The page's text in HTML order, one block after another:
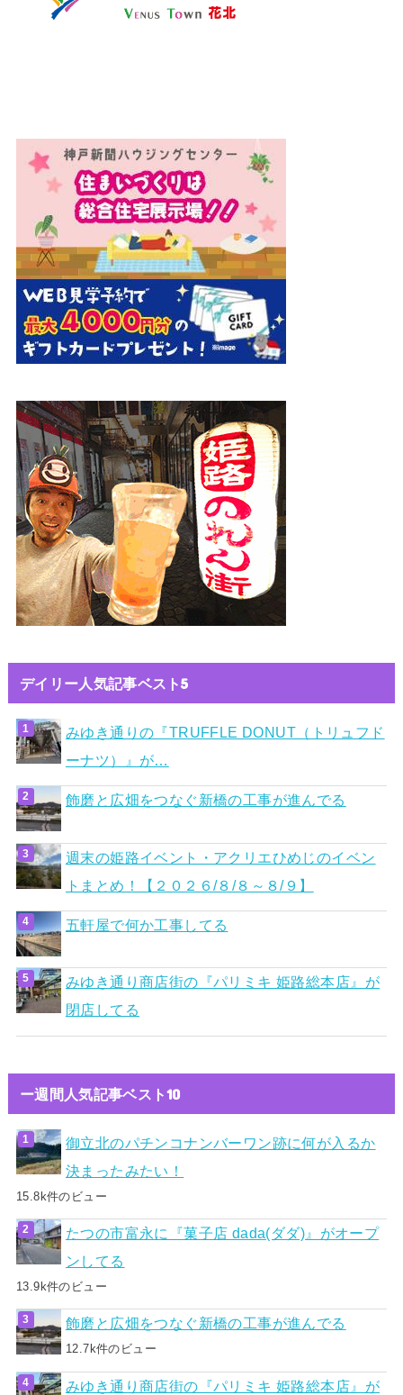
デイリー人気記事ベスト5
みゆき通りの『TRUFFLE DONUT（トリュフド
ーナツ）』が…
飾磨と広畑をつなぐ新橋の工事が進んでる
週末の姫路イベント・アクリエひめじのイベン
トまとめ！【２０２６/８/８～８/９】
五軒屋で何か工事してる
みゆき通り商店街の『パリミキ 姫路総本店』が
閉店してる
ー週間人気記事ベスト10
御立北のパチンコナンバーワン跡に何が入るか
決まったみたい！
15.8k件のビュー
たつの市富永に『菓子店 dada(ダダ)』がオープ
ンしてる
13.9k件のビュー
飾磨と広畑をつなぐ新橋の工事が進んでる
12.7k件のビュー
みゆき通り商店街の『パリミキ 姫路総本店』が